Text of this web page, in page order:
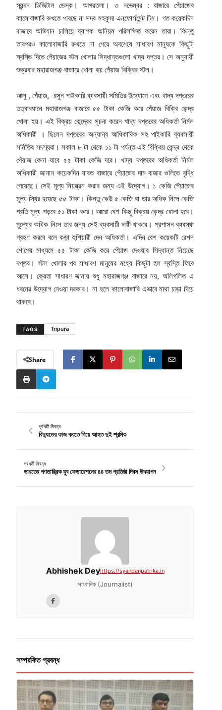
স্যন্দন ডিজিটাল ডেস্ক। আগরতলা। ৩ নভেম্বর : বাজারে পেঁয়াজের
কালোবাজারি রুখতে পারছে না সদর মহকুমা এনফোর্সমেন্ট টিম। গত কয়েকদিন
বাজারে অভিযান চালিয়ে ব্যাপক অনিয়ম পরিলক্ষিত করেন তারা। কিন্তু
তারপরও কালোবাজারি রুখতে না পেরে অবশেষে সাধারণ মানুষকে কিছুটা
স্বস্তি দিতে পেঁয়াজের স্টল খোলার সিদ্ধান্তগুলো খাদ্য দপ্তর। সে অনুযায়ী
শুক্রবার মহারাজগঞ্জ বাজারে খোলা হয় পেঁয়াজ বিক্রির স্টল।
আলু , পেঁয়াজ, রসুন পাইকারি ব্যবসায়ী সমিতির উদ্যোগে এবং খাদ্য দপ্তরের
তত্বাবধানে মহারাজগঞ্জ বাজারে ৫৫ টাকা কেজি করে পেঁয়াজ বিক্রি কেন্দ্র
খোলা হয়। এই বিক্রয় কেন্দ্রের সূচনা করেন খাদ্য দপ্তরের অধিকর্তা নির্মল
অধিকারী । ছিলেন দপ্তরের অন্যান্য আধিকারিক সহ পাইকারি ব্যবসায়ী
সমিতির সদস্যরা। সকাল ৮ টা থেকে ১১ টা পর্যন্ত এই বিক্রিয় কেন্দ্র থেকে
পেঁয়াজ কেনা যাবে ৫৫ টাকা কেজি দরে। খাদ্য দপ্তরের অধিকর্তা নির্মল
অধিকারী জানান কয়েকদিন যাবত বাজারে পেঁয়াজের দাম বাজার গুলিতে বৃদ্ধি
পেয়েছে। সেই মূল্য নিয়ন্ত্রন করার জন্য এই উদ্যোগ। ১ কেজি পেঁয়াজের
মূল্য স্থির হয়েছে ৫৫ টাকা। কিন্তু কেউ ৫ কেজি বা তার অধিক নিলে কেজি
প্রতি মূল্য পড়বে ৫১ টাকা করে। আরো বেশ কিছু বিক্রয় কেন্দ্র খোলা হবে।
মূল্যের অধিক নিলে তার জন্য সেই ব্যবসায়ী দায়ী থাকবে। প্রশাসন ব্যবস্থা
গ্রহণ করবে বলে কড়া হুশিয়ারী দেন অধিকর্তা। এদিন বেশ কয়েকটি রেশন
শোপের মাধ্যমে ৫৫ টাকা কেজি করে পেঁয়াজ দেওয়ার সিদ্ধান্ত নিয়েছে
দপ্তর। স্টল খোলার পর সাধারণ মানুষের মধ্যে কিছুটা হল স্বস্তি ফিরে
আসে। ক্রেতা সাধারণ জানায় শুধু মহারাজগঞ্জ বাজারে নয়, অলিগলিত এ
ধরনের উদ্যোগ নেওয়া দরকার। না হলে কালোবাজারি এভাবে মাথা চাড়া দিয়ে
থাকবে।
TAGS Tripura
Share
পূর্ববর্তী নিবন্ধ
বিদ্যুতের কাজ করতে গিয়ে আহত দুই শ্রমিক
পরবর্তী নিবন্ধ
ভারতের গণতান্ত্রিক যুব ফেডারেশনের ৪৪ তম প্রতিষ্ঠা দিবস উদযাপন
Abhishek Deyhttps://syandanpatrika.in
সাংবাদিক (Journalist)
সম্পরকিত প্রবন্ধ